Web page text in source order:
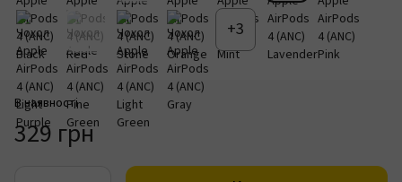
+3
В наявності
329 грн